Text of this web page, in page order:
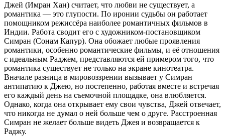
Джей (Имран Хан) считает, что любви не существует, а
романтика — это глупости. По иронии судьбы он работает
помощником режиссёра наиболее романтичных фильмов в
Индии. Работа сводит его с художником-постановщиком
Симран (Сонам Капур). Она обожает любые проявления
романтики, особенно романтические фильмы, и её отношения
с идеальным Раджем, представляются ей примером того, что
романтика существует не только на экране кинотеатра.
Вначале разница в мировоззрении вызывает у Симран
антипатию к Джею, но постепенно, работая вместе и встречая
его каждый день на съемочной площадке, она влюбляется.
Однако, когда она открывает ему свои чувства, Джей отвечает,
что никогда не думал о ней больше чем о друге. Расстроенная
Симран не желает больше видеть Джея и возвращается к
Раджу.